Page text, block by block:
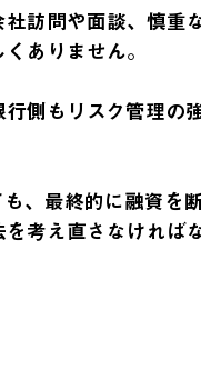
社訪問や面談、慎重
ありません。
側もリスク管理の
、最終的に融資を
考え直さなければ